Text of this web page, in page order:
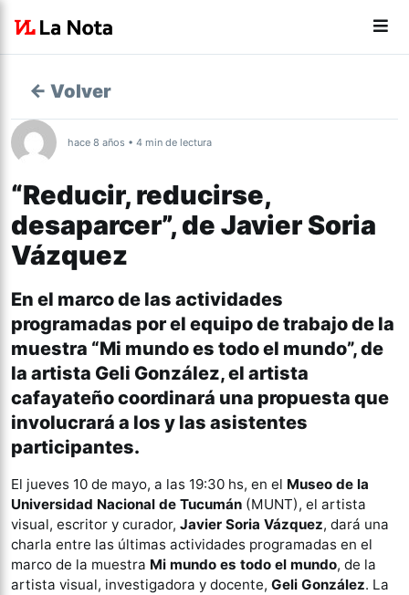
← Volver
hace 8 años • 4 min de lectura
“Reducir, reducirse,
desaparcer”, de Javier Soria
Vázquez
En el marco de las actividades
programadas por el equipo de trabajo de la
muestra “Mi mundo es todo el mundo”, de
la artista Geli González, el artista
cafayateño coordinará una propuesta que
involucrará a los y las asistentes
participantes.
El jueves 10 de mayo, a las 19:30 hs, en el Museo de la
Universidad Nacional de Tucumán (MUNT), el artista
visual, escritor y curador, Javier Soria Vázquez, dará una
charla entre las últimas actividades programadas en el
marco de la muestra Mi mundo es todo el mundo, de la
artista visual, investigadora y docente, Geli González. La